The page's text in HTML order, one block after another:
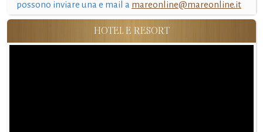
possono inviare una e mail a mareonline@mareonline.it
HOTEL E RESORT